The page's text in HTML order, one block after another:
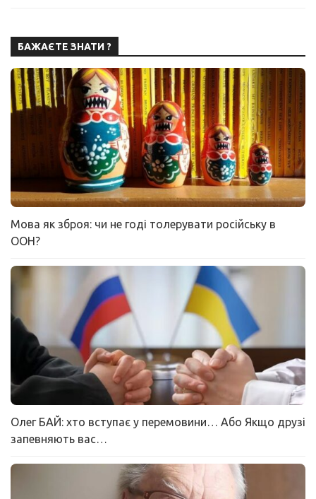
БАЖАЄТЕ ЗНАТИ ?
Мова як зброя: чи не годі толерувати російську в
ООН?
Олег БАЙ: хто вступає у перемовини… Або Якщо друзі
запевняють вас…